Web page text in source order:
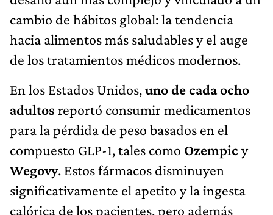
cambio de hábitos global: la tendencia
hacia alimentos más saludables y el auge
de los tratamientos médicos modernos.
En los Estados Unidos,uno de cada ocho
adultos reportó consumir medicamentos
para la pérdida de peso basados en el
compuesto GLP-1, tales como Ozempic y
Wegovy. Estos fármacos disminuyen
significativamente el apetito y la ingesta
calórica de los pacientes, pero además